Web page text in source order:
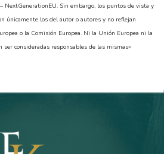
NextGenerationEU. Sin embargo, los puntos de vista y
únicamente los del autor o autores y no reflejan
o la Comisión Europea. Ni la Unión Europea ni la
ser consideradas responsables de las mismas»